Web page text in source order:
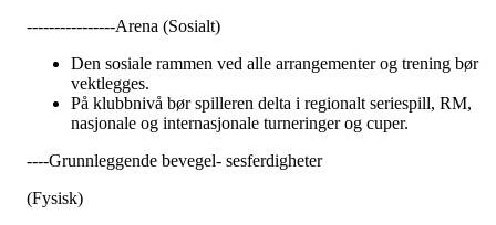
----------------Arena (Sosialt)
Den sosiale rammen ved alle arrangementer og trening bør
vektlegges.
På klubbnivå bør spilleren delta i regionalt seriespill, RM,
nasjonale og internasjonale turneringer og cuper.
----Grunnleggende bevegel- sesferdigheter
(Fysisk)